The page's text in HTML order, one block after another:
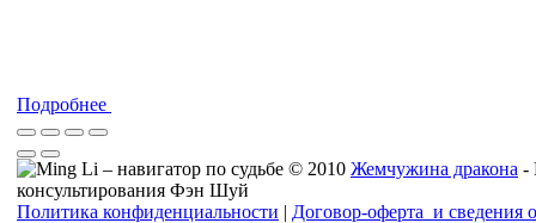
Подробнее
© 2010 Жемчужина дракона -
консультирования Фэн Шуй
Политика конфиденциальности | Договор-оферта и сведения